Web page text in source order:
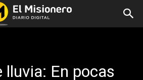
lluvia: En pocas